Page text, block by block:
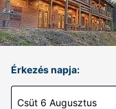
Érkezés napja:
Csüt 6 Augusztus